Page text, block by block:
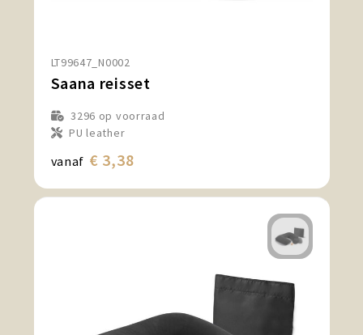
LT99647_N0002
Saana reisset
3296 op voorraad
PU leather
vanaf € 3,38